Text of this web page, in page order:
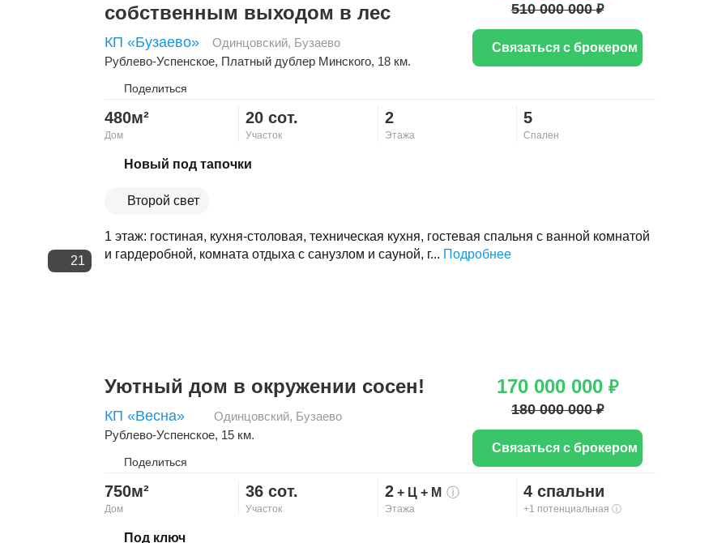
21
собственным выходом в лес
КП «Бузаево» Одинцовский, Бузаево
Рублево-Успенское, Платный дублер Минского, 18 км.
Поделиться
Скопировать ссылку
480м²
Дом
20 сот.
Участок
2
Этажа
5
Спален
Новый под тапочки
Второй свет
1 этаж: гостиная, кухня-столовая, техническая кухня, гостевая спальня с ванной комнатой
и гардеробной, комната отдыха с санузлом и сауной, г... Подробнее
510 000 000 ₽
Связаться с брокером
Уютный дом в окружении сосен!
КП «Весна» Одинцовский, Бузаево
Рублево-Успенское, 15 км.
Поделиться
750м²
Дом
36 сот.
Участок
2+ Ц+ М ⓘ
Этажа
4 спальни
+1 потенциальнаяⓘ
Под ключ
170 000 000 ₽
180 000 000 ₽
Связаться с брокером